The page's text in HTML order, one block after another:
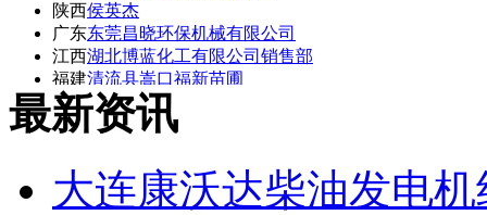
陕西侯英杰
广东东莞昌晓环保机械有限公司
江西湖北博蓝化工有限公司销售部
福建清流县嵩口福新苗圃
湖北湖北博蓝化工有限公司
最新资讯
大连康沃达柴油发电机